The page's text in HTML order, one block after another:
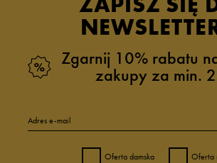
zebranych i zweryfikowanych
4
Zgarnij 10% rabatu
zakupy za min.
Adres e-mail
Oferta damska Oferta